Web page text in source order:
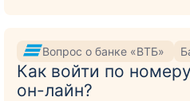
Вопрос о банке «ВТБ»
Как войти по
он-лайн?